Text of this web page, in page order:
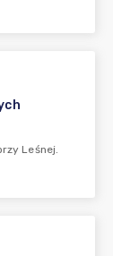
Leśnej.